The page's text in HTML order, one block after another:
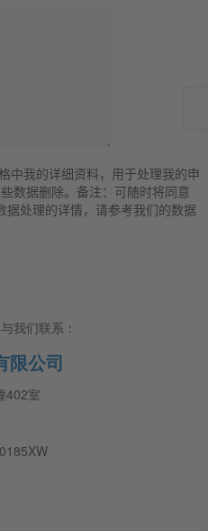
中我的详细资料，用于处理我的申
数据删除。备注：可随时将同意
处理的详情，请参考我们的数据
我们联系：
限公司
402室